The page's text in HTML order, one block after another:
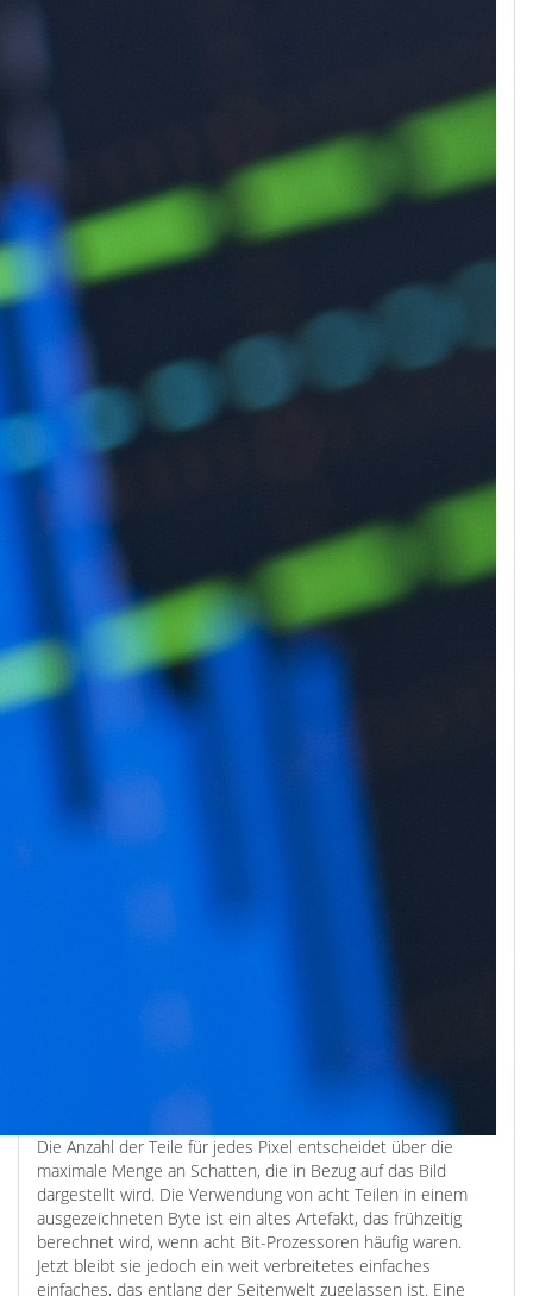
Die Anzahl der Teile für jedes Pixel entscheidet über die
maximale Menge an Schatten, die in Bezug auf das Bild
dargestellt wird. Die Verwendung von acht Teilen in einem
ausgezeichneten Byte ist ein altes Artefakt, das frühzeitig
berechnet wird, wenn acht Bit-Prozessoren häufig waren.
Jetzt bleibt sie jedoch ein weit verbreitetes einfaches
einfaches, das entlang der Seitenwelt zugelassen ist. Eine